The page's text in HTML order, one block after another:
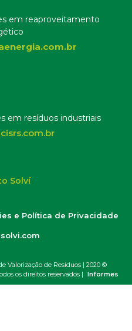
em reaproveitamento
em resíduos industriais
Solví
e Política de Privacidade
Valorização de Resíduos | 2020 ©
os direitos reservados | Informes